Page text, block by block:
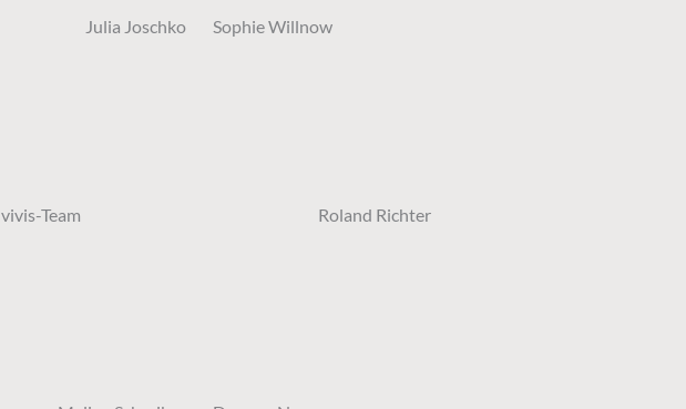
Julia Joschko Sophie Willnow
vivis-Team Roland Richter